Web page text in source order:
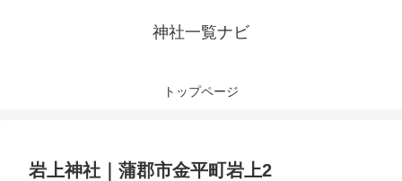
神社一覧ナビ
トップページ
岩上神社｜蒲郡市金平町岩上2